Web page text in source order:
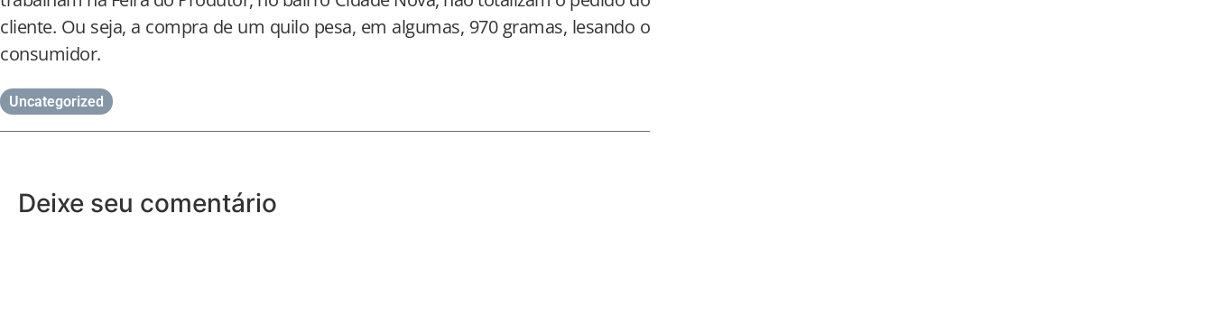
cliente. Ou seja, a compra de um quilo pesa, em algumas, 970 gramas, lesando o
consumidor.
Uncategorized
Deixe seu comentário